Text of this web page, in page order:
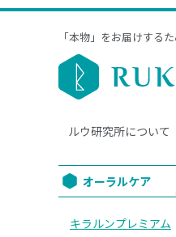
「本物」をお届けする
ルウ研究所について
オーラルケア
キラルンプレミアム